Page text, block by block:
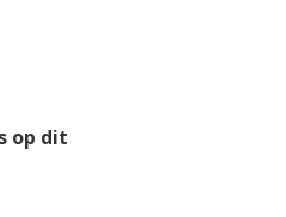
op dit